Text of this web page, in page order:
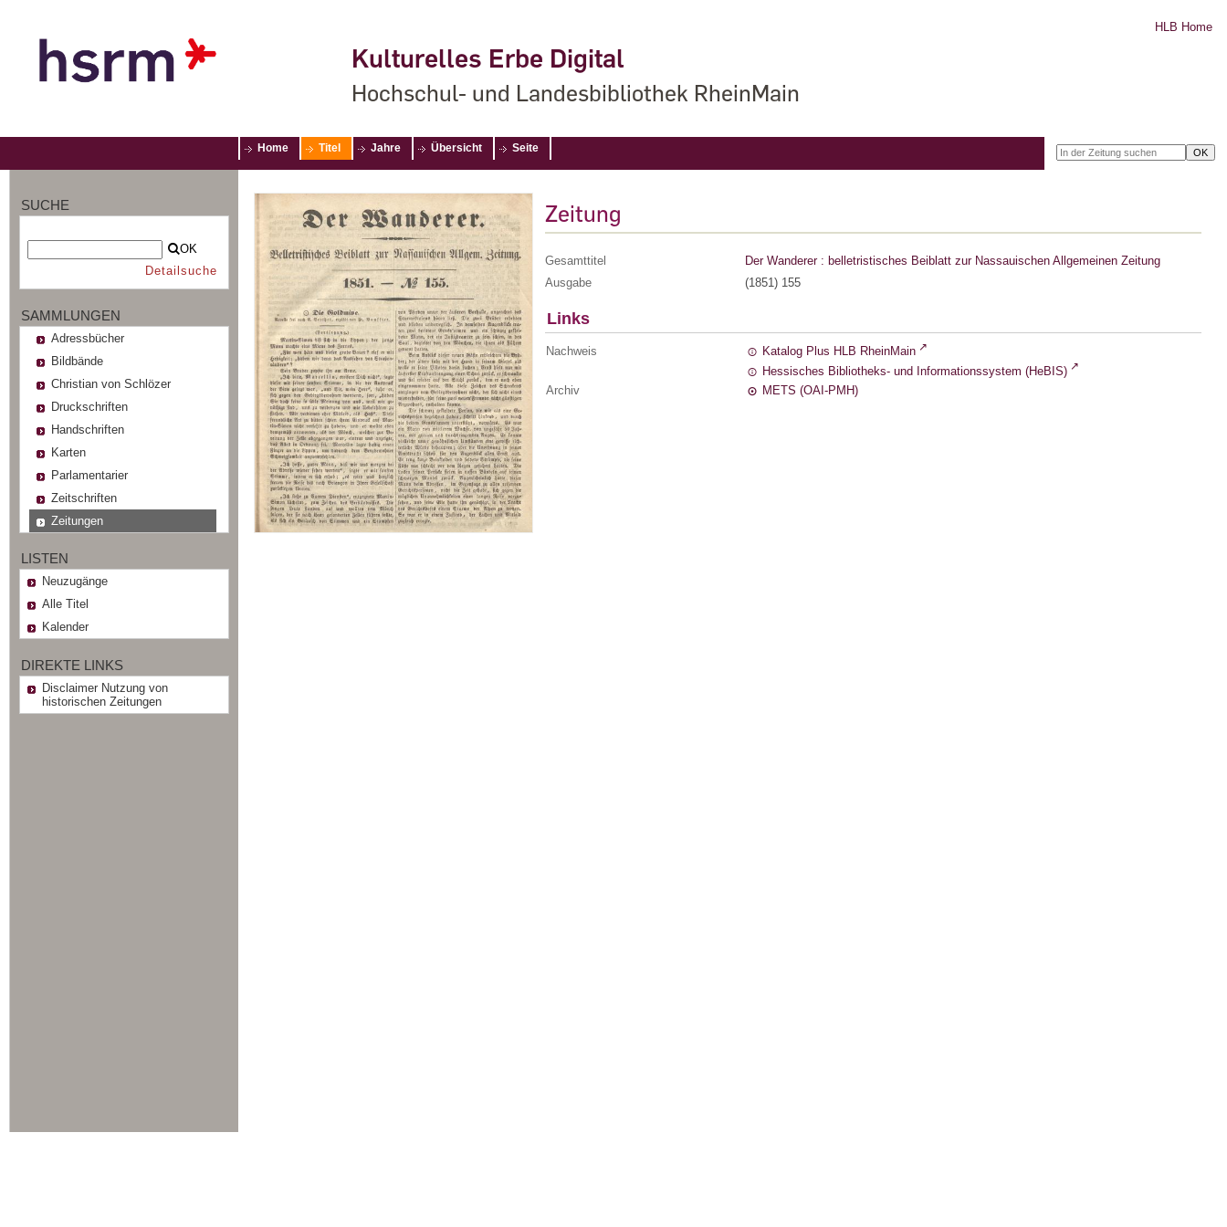
Kulturelles Erbe Digital
Hochschul- und Landesbibliothek RheinMain
HLB Home
Home Titel Jahre Übersicht Seite
SUCHE
OK
Detailsuche
SAMMLUNGEN
Adressbücher
Bildbände
Christian von Schlözer
Druckschriften
Handschriften
Karten
Parlamentarier
Zeitschriften
Zeitungen
LISTEN
Neuzugänge
Alle Titel
Kalender
DIREKTE LINKS
Disclaimer Nutzung von
historischen Zeitungen
Zeitung
Gesamttitel
Der Wanderer : belletristisches Beiblatt zur Nassauischen Allgemeinen Zeitung
Ausgabe
(1851) 155
Links
Nachweis
Katalog Plus HLB RheinMain
Hessisches Bibliotheks- und Informationssystem (HeBIS)
Archiv
METS (OAI-PMH)